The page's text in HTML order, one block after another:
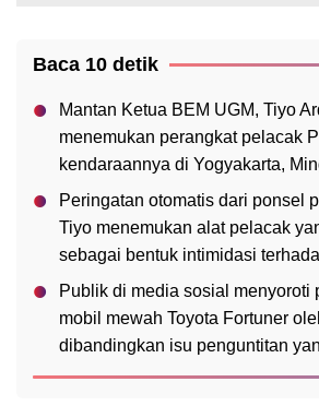
Baca 10 detik
Mantan Ketua BEM UGM, Tiyo
menemukan perangkat pelacak
kendaraannya di Yogyakarta,
Peringatan otomatis dari ponsel
Tiyo menemukan alat pelacak
sebagai bentuk intimidasi
Publik di media sosial menyoroti
mobil mewah Toyota Fortuner
dibandingkan isu penguntitan